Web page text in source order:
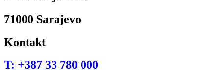
71000 Sarajevo
Kontakt
T: +387 33 780 000